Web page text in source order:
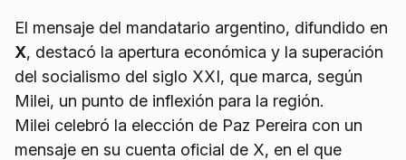
El mensaje del mandatario argentino, difundido en
X, destacó la apertura económica y la superación
del socialismo del siglo XXI, que marca, según
Milei, un punto de inflexión para la región.
Milei celebró la elección de Paz Pereira con un
mensaje en su cuenta oficial de X, en el que